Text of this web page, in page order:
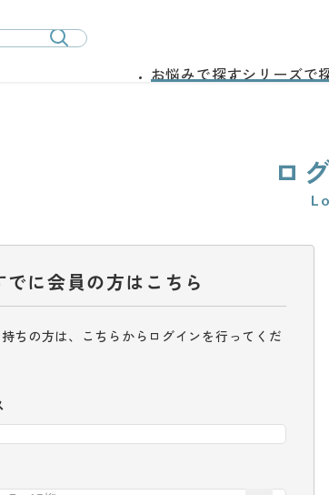
お悩みで探すシリーズで
ロ
でに会員の方はこちら
ちの方は、こちらからログインを行ってくだ